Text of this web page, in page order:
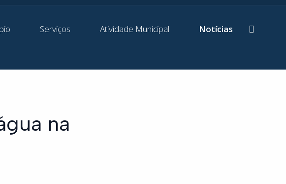
Serviços Atividade Municipal Notícias
na